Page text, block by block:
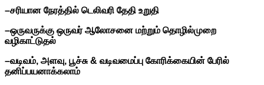
–சரியான நேரத்தில் டெலிவரி தேதி உறுதி
–ஒருவருக்கு ஒருவர் ஆலோசனை மற்றும் தொழில்முறை
வழிகாட்டுதல்
–வடிவம், அளவு, பூச்சு & வடிவமைப்பு கோரிக்கையின் பேரில்
தனிப்பயனாக்கலாம்